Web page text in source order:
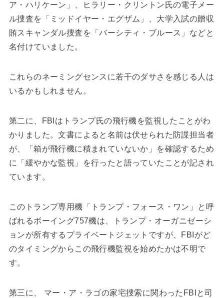
ア・ハリケーン」、ヒラリー・クリントン氏の電子メー
ル捜査を「ミッドイヤー・エグザム」、大学入試の贈収
賄スキャンダル捜査を「バーシティ・ブルース」などと
名付けていました。
これらのネーミングセンスに若干のダサさを感じる人は
いるかもしれません。
第二に、FBIはトランプ氏の飛行機を監視したことがわ
かりました。文書によると名前は伏せられた防諜担当者
が、「箱が飛行機に積まれていないか」を確認するため
に「緩やかな監視」を行ったと語っていたことが記され
ています。
このトランプ専用機「トランプ・フォース・ワン」と呼
ばれるボーイング757機は、トランプ・オーガニゼーシ
ョンが所有するプライベートジェットですが、FBIがど
のタイミングからこの飛行機監視を始めたかは不明で
す。
第三に、 マー・ア・ラゴの家宅捜索に関わったFBIと司